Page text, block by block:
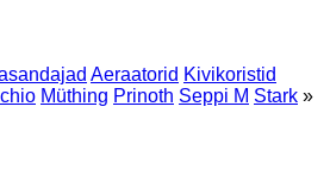
Aeraatorid Kivikoristid
Müthing Prinoth Seppi M Stark »